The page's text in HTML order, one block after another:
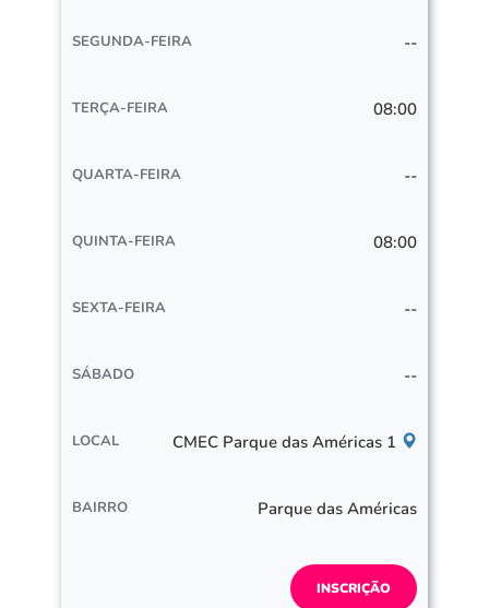
--
08:00
--
08:00
--
--
CMEC Parque das Américas 1
Parque das Américas
INSCRIÇÃO